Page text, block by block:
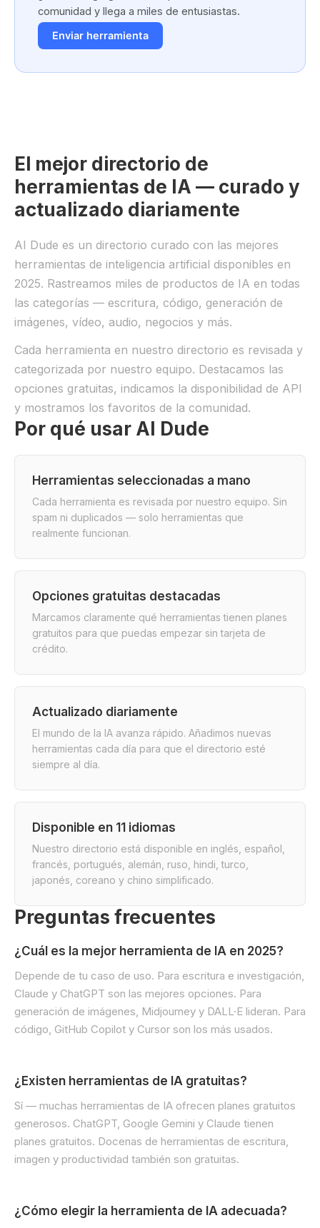
comunidad y llega a miles de entusiastas.
Enviar herramienta
El mejor directorio de
herramientas de IA — curado y
actualizado diariamente
AI Dude es un directorio curado con las mejores
herramientas de inteligencia artificial disponibles en
2025. Rastreamos miles de productos de IA en todas
las categorías — escritura, código, generación de
imágenes, vídeo, audio, negocios y más.
Cada herramienta en nuestro directorio es revisada y
categorizada por nuestro equipo. Destacamos las
opciones gratuitas, indicamos la disponibilidad de API
y mostramos los favoritos de la comunidad.
Por qué usar AI Dude
Herramientas seleccionadas a mano
Cada herramienta es revisada por nuestro equipo. Sin
spam ni duplicados — solo herramientas que
realmente funcionan.
Opciones gratuitas destacadas
Marcamos claramente qué herramientas tienen planes
gratuitos para que puedas empezar sin tarjeta de
crédito.
Actualizado diariamente
El mundo de la IA avanza rápido. Añadimos nuevas
herramientas cada día para que el directorio esté
siempre al día.
Disponible en 11 idiomas
Nuestro directorio está disponible en inglés, español,
francés, portugués, alemán, ruso, hindi, turco,
japonés, coreano y chino simplificado.
Preguntas frecuentes
¿Cuál es la mejor herramienta de IA en 2025?
Depende de tu caso de uso. Para escritura e investigación,
Claude y ChatGPT son las mejores opciones. Para
generación de imágenes, Midjourney y DALL·E lideran. Para
código, GitHub Copilot y Cursor son los más usados.
¿Existen herramientas de IA gratuitas?
Sí — muchas herramientas de IA ofrecen planes gratuitos
generosos. ChatGPT, Google Gemini y Claude tienen
planes gratuitos. Docenas de herramientas de escritura,
imagen y productividad también son gratuitas.
¿Cómo elegir la herramienta de IA adecuada?